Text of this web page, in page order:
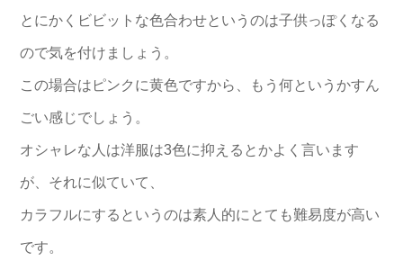
とにかくビビットな色合わせというのは子供っぽくなる
ので気を付けましょう。
この場合はピンクに黄色ですから、もう何というかすん
ごい感じでしょう。
オシャレな人は洋服は3色に抑えるとかよく言います
が、それに似ていて、
カラフルにするというのは素人的にとても難易度が高い
です。